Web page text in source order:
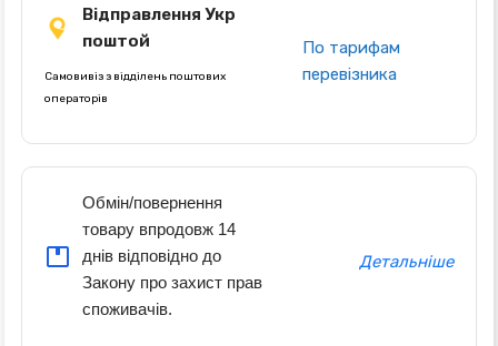
Відправлення Укр
поштой
Самовивіз з відділень поштових
операторів
По тарифам
перевізника
Обмін/повернення
товару впродовж 14
днів відповідно до
Закону про захист прав
споживачів.
Детальніше